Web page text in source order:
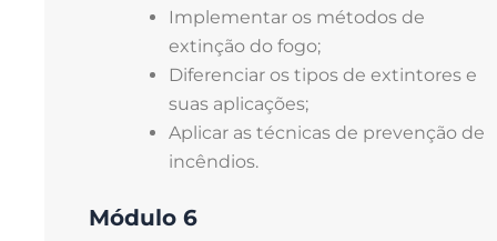
Implementar os métodos de
extinção do fogo;
Diferenciar os tipos de extintores e
suas aplicações;
Aplicar as técnicas de prevenção de
incêndios.
Módulo 6